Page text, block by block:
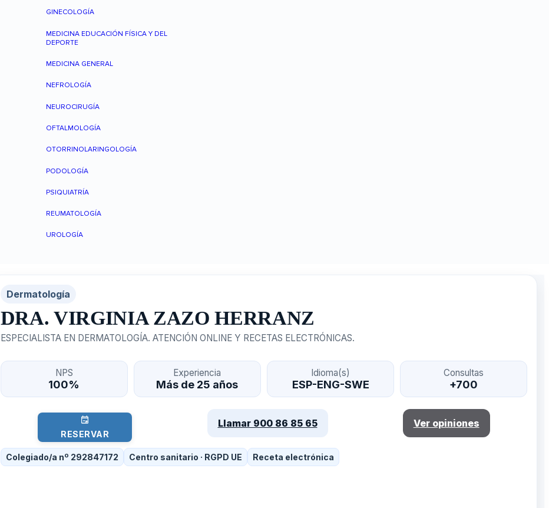
GINECOLOGÍA
MEDICINA EDUCACIÓN FÍSICA Y DEL
DEPORTE
MEDICINA GENERAL
NEFROLOGÍA
NEUROCIRUGÍA
OFTALMOLOGÍA
OTORRINOLARINGOLOGÍA
PODOLOGÍA
PSIQUIATRÍA
REUMATOLOGÍA
UROLOGÍA
Dermatología
DRA. VIRGINIA ZAZO HERRANZ
ESPECIALISTA EN DERMATOLOGÍA. ATENCIÓN ONLINE Y RECETAS ELECTRÓNICAS.
NPS
100%
Experiencia
Más de 25 años
Idioma(s)
ESP-ENG-SWE
Consultas
+700
RESERVAR
Llamar 900 86 85 65 Ver opiniones
Colegiado/a nº 292847172 Centro sanitario · RGPD UE Receta electrónica